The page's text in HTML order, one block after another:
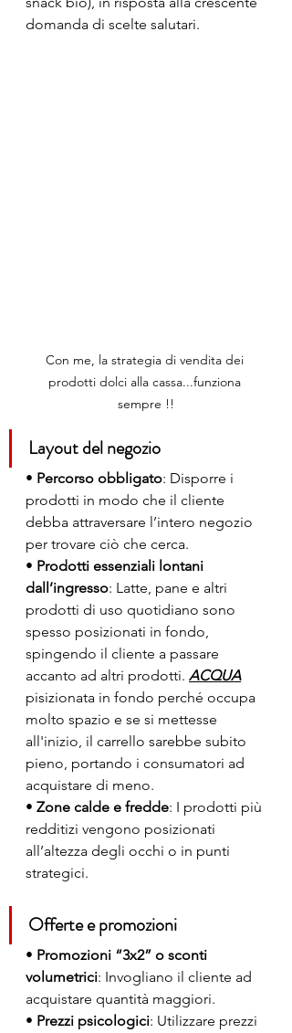
domanda di scelte salutari.
Con me, la strategia di vendita dei
prodotti dolci alla cassa...funziona
sempre !!
Layout del negozio
• Percorso obbligato: Disporre i
prodotti in modo che il cliente
debba attraversare l’intero negozio
per trovare ciò che cerca.
• Prodotti essenziali lontani
dall’ingresso: Latte, pane e altri
prodotti di uso quotidiano sono
spesso posizionati in fondo,
spingendo il cliente a passare
accanto ad altri prodotti. ACQUA
pisizionata in fondo perché occupa
molto spazio e se si mettesse
all'inizio, il carrello sarebbe subito
pieno, portando i consumatori ad
acquistare di meno.
• Zone calde e fredde: I prodotti più
redditizi vengono posizionati
all’altezza degli occhi o in punti
strategici.
Offerte e promozioni
• Promozioni “3x2” o sconti
volumetrici: Invogliano il cliente ad
acquistare quantità maggiori.
• Prezzi psicologici: Utilizzare prezzi